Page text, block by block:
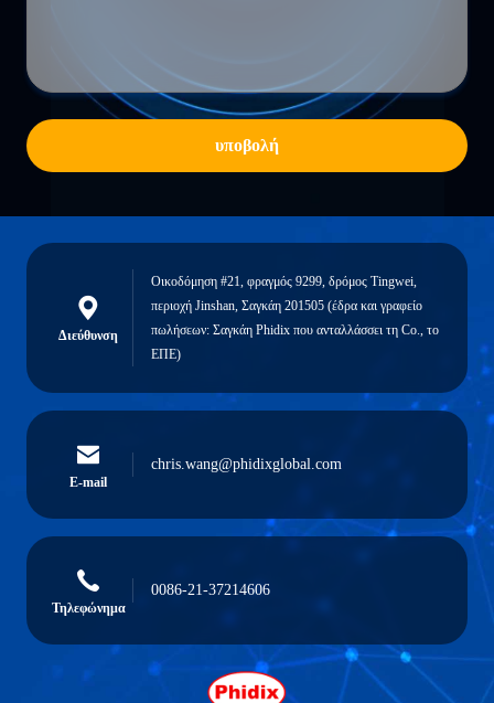
υποβολή
Διεύθυνση
Οικοδόμηση #21, φραγμός 9299, δρόμος Tingwei,
περιοχή Jinshan, Σαγκάη 201505 (έδρα και γραφείο
πωλήσεων: Σαγκάη Phidix που ανταλλάσσει τη Co., το
ΕΠΕ)
E-mail
chris.wang@phidixglobal.com
Τηλεφώνημα
0086-21-37214606